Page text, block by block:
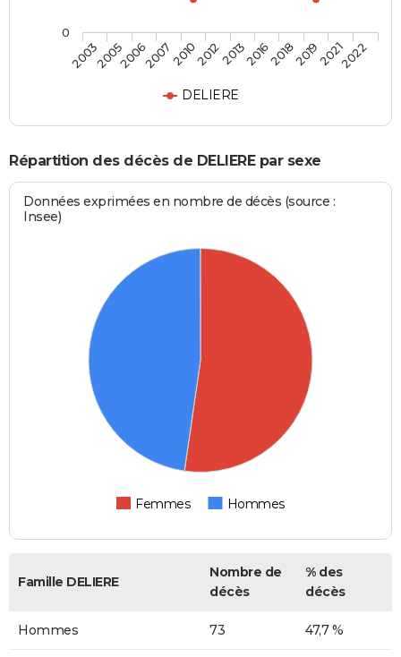
DELIERE
200320052006200720102012201320162018201920212022
0
Répartition des décès de DELIERE par sexe
Données exprimées en nombre de décès (source :
Insee)
Femmes Hommes
Famille DELIERE
Nombre de
décès
% des
décès
Hommes 73 47,7 %